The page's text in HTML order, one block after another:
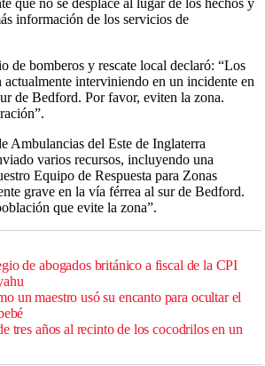
que no se desplace al lugar de los hechos y
información de los servicios de
de bomberos y rescate local declaró: “Los
actualmente interviniendo en un incidente en
de Bedford. Por favor, eviten la zona.
Ambulancias del Este de Inglaterra
varios recursos, incluyendo una
Equipo de Respuesta para Zonas
grave en la vía férrea al sur de Bedford.
que evite la zona”.
de abogados británico a fiscal de la CPI
un maestro usó su encanto para ocultar el
tres años al recinto de los cocodrilos en un